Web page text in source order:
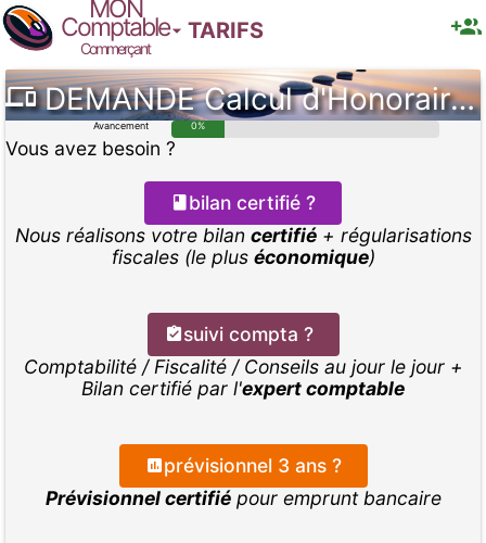
MON
Comptable
Commerçant
TARIFS
DEMANDECalcul d'Honoraires Comptables m-co
Avancement 0%
Vous avez besoin ?
bilan certifié ?
Nous réalisons votre bilan certifié+ régularisations
fiscales (le plus économique)
suivi compta ?
Comptabilité / Fiscalité / Conseils au jour le jour +
Bilan certifié par l'expert comptable
prévisionnel 3 ans ?
Prévisionnel certifiépour emprunt bancaire